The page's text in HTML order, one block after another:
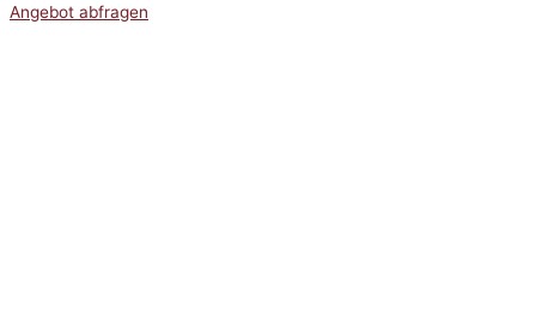
Angebot abfragen